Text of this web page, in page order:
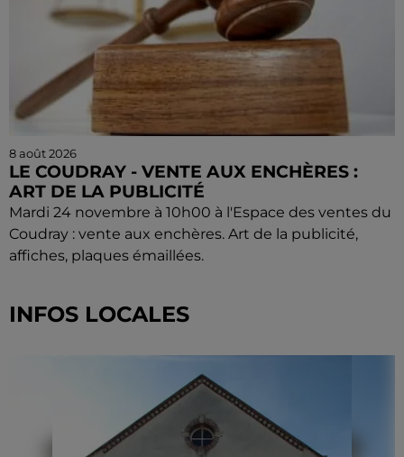
8 août 2026
LE COUDRAY - VENTE AUX ENCHÈRES :
ART DE LA PUBLICITÉ
Mardi 24 novembre à 10h00 à l'Espace des ventes du
Coudray : vente aux enchères. Art de la publicité,
affiches, plaques émaillées.
INFOS LOCALES